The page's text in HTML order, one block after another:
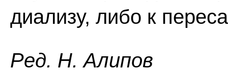
диализу, либо к
Ред. Н. Алипов